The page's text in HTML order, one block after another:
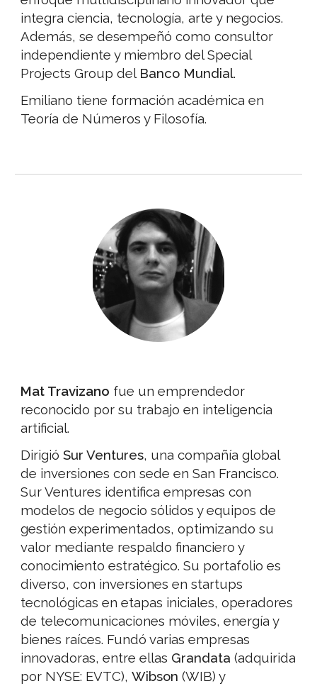
integra ciencia, tecnología, arte y negocios.
Además, se desempeñó como consultor
independiente y miembro del Special
Projects Group del Banco Mundial.
Emiliano tiene formación académica en
Teoría de Números y Filosofía.
Mat Travizano fue un emprendedor
reconocido por su trabajo en inteligencia
artificial.
DirigióSur Ventures, una compañía global
de inversiones con sede en San Francisco.
Sur Ventures identifica empresas con
modelos de negocio sólidos y equipos de
gestión experimentados, optimizando su
valor mediante respaldo financiero y
conocimiento estratégico. Su portafolio es
diverso, con inversiones en startups
tecnológicas en etapas iniciales, operadores
de telecomunicaciones móviles, energía y
bienes raíces. Fundó varias empresas
innovadoras, entre ellas Grandata(adquirida
por NYSE: EVTC),Wibson(WIB) y